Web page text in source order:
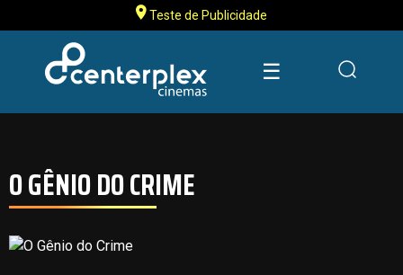
Teste de Publicidade
☰
O GÊNIO DO CRIME